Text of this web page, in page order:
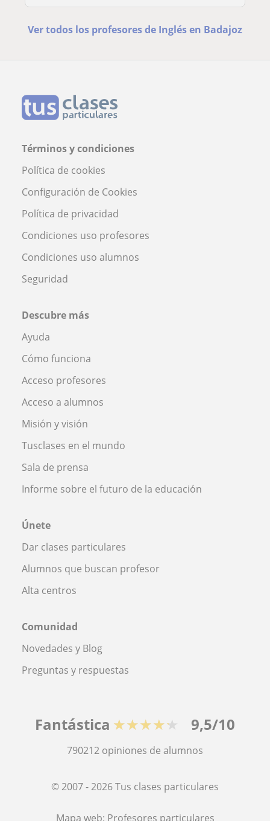
Ver todos los profesores de Inglés en Badajoz
Términos y condiciones
Política de cookies
Configuración de Cookies
Política de privacidad
Condiciones uso profesores
Condiciones uso alumnos
Seguridad
Descubre más
Ayuda
Cómo funciona
Acceso profesores
Acceso a alumnos
Misión y visión
Tusclases en el mundo
Sala de prensa
Informe sobre el futuro de la educación
Únete
Dar clases particulares
Alumnos que buscan profesor
Alta centros
Comunidad
Novedades y Blog
Preguntas y respuestas
Fantástica ★★★★★ 9,5/10
790212 opiniones de alumnos
© 2007 - 2026 Tus clases particulares
Mapa web: Profesores particulares